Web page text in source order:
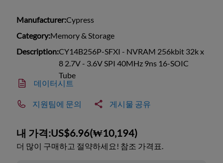
Manufacturer:Cypress
Category:Memory & Storage
Description:CY14B256P-SFXI - NVRAM 256kbit 32k x
8 2.7V - 3.6V SPI 40MHz 9ns 16-SOIC
Tube
데이터시트
지원팀에 문의 게시물 공유
내 가격:US$6.96(₩10,194)
더 많이 구매하고 절약하세요! 참조 가격표.